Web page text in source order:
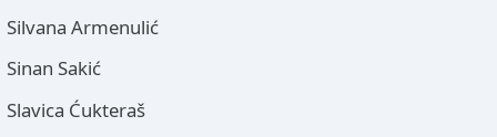
Silvana Armenulić
Sinan Sakić
Slavica Ćukteraš